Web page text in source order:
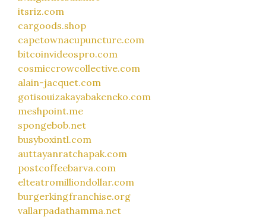
itsriz.com
cargoods.shop
capetownacupuncture.com
bitcoinvideospro.com
cosmiccrowcollective.com
alain-jacquet.com
gotisouizakayabakeneko.com
meshpoint.me
spongebob.net
busyboxintl.com
auttayanratchapak.com
postcoffeebarva.com
elteatromilliondollar.com
burgerkingfranchise.org
vallarpadathamma.net